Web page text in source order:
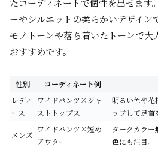
たコーディネートで個性を出せます
ーやシルエットの柔らかいデザイン
モノトーンや落ち着いたトーンで大
おすすめです。
性別 コーディネート例
レディ
ース
ワイドパンツ×ジャ
ストトップス
明るい色や花
ップして足首
メンズ
ワイドパンツ×短め
アウター
ダークカラー
色にも注目。